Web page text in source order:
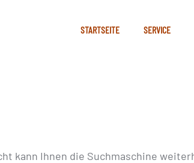
STARTSEITE SERVICE
kann Ihnen die Suchmaschine